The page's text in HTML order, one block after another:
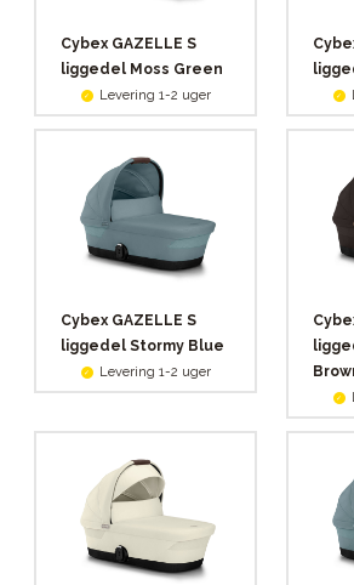
Cybex GAZELLE S
liggedel Moss Green
Levering 1-2 uger
Cybex GAZELLE S
liggedel Stormy Blue
Levering 1-2 uger